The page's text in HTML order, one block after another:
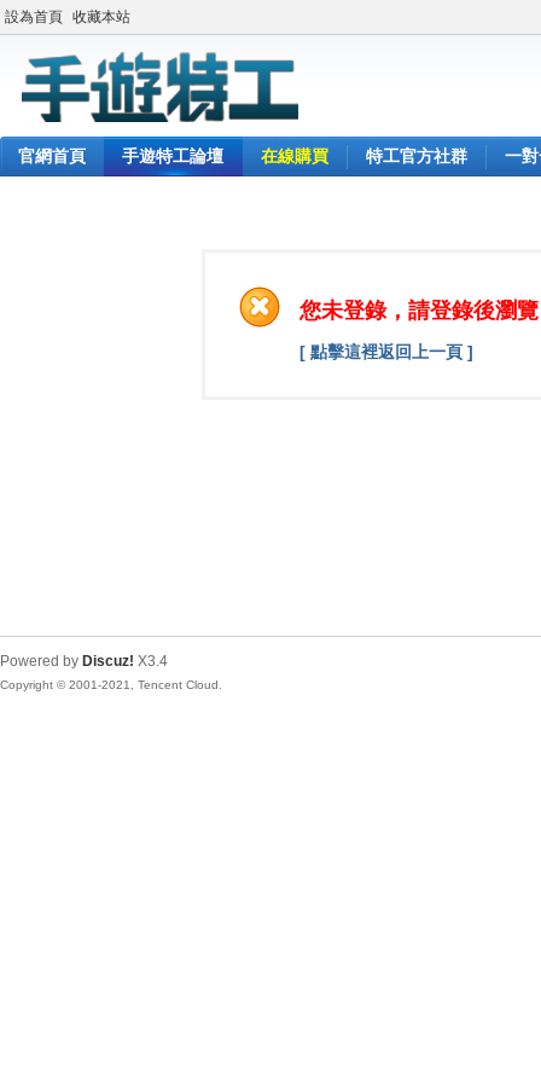
設為首頁 收藏本站
官網首頁 手遊特工論壇 在線購買 特工官方社群 一
您未登錄，請登錄後瀏
[ 點擊這裡返回上一頁 ]
Powered by Discuz! X3.4
Copyright © 2001-2021, Tencent Cloud.